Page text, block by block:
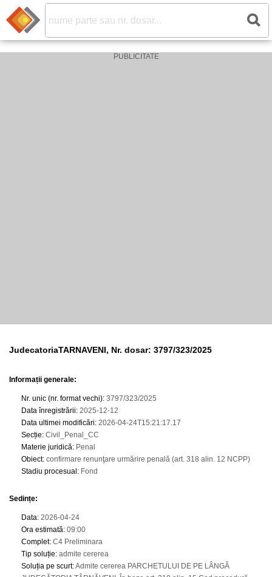
JudecatoriaTARNAVENI, Nr. dosar: 3797/323/2025
Informații generale:
Nr. unic (nr. format vechi): 3797/323/2025
Data înregistrării: 2025-12-12
Data ultimei modificări: 2026-04-24T15:21:17.17
Secție: Civil_Penal_CC
Materie juridică: Penal
Obiect: confirmare renunţare urmărire penală (art. 318 alin. 12 NCPP)
Stadiu procesual : Fond
Sedințe:
Data: 2026-04-24
Ora estimată: 09:00
Complet: C4 Preliminara
Tip soluție: admite cererea
Soluția pe scurt:Admite cererea PARCHETULUI DE PE LÂNGĂ